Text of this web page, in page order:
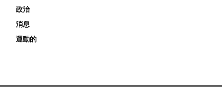
政治
消息
運動的